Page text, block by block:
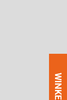
WINKEL